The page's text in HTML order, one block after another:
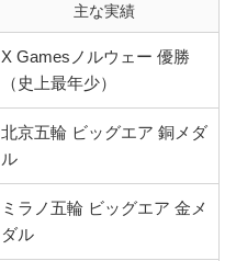
主な実績
X Gamesノルウェー 優勝
（史上最年少）
北京五輪 ビッグエア 銅メダ
ル
ミラノ五輪 ビッグエア 金メ
ダル